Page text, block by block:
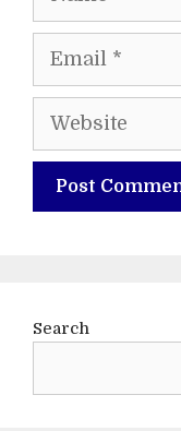
Email
Website
Search